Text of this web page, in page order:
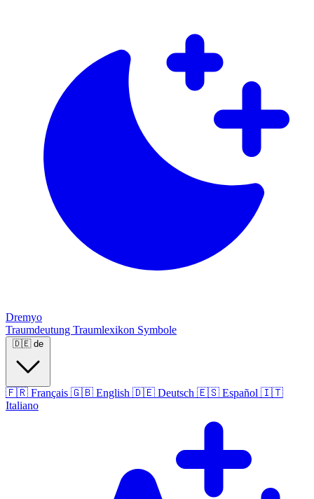
Dremyo
Traumdeutung Traumlexikon Symbole
🇩🇪 de
🇫🇷 Français 🇬🇧 English 🇩🇪 Deutsch 🇪🇸 Español 🇮🇹
Italiano